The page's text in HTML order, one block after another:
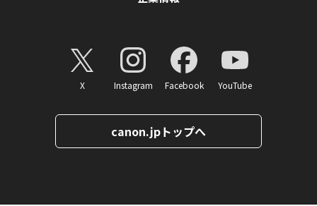
X Instagram Facebook YouTube
canon.jpトップへ